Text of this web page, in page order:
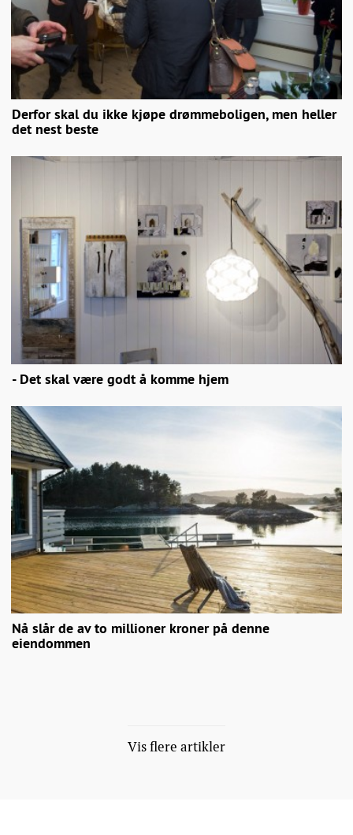
Derfor skal du ikke kjøpe drømmeboligen, men heller
det nest beste
- Det skal være godt å komme hjem
Nå slår de av to millioner kroner på denne
eiendommen
Vis flere artikler